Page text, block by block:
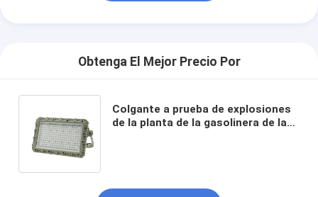
Obtenga El Mejor Precio Por
Colgante a prueba de explosiones
de la planta de la gasolinera de la